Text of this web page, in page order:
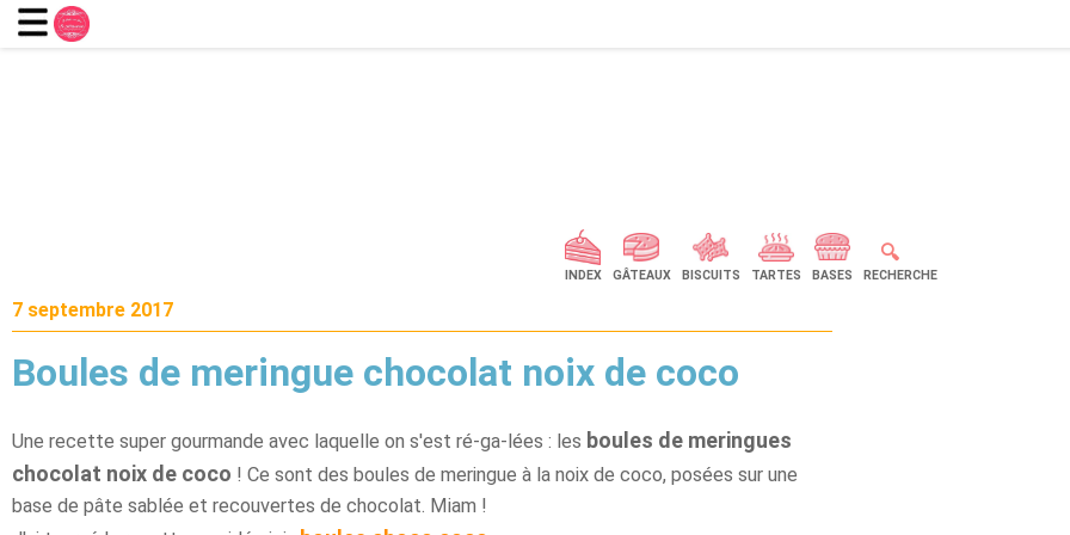
🔍
INDEX GÂTEAUX BISCUITS TARTES BASES RECHERCHE
7 septembre 2017
Boules de meringue chocolat noix de coco
Une recette super gourmande avec laquelle on s'est ré-ga-lées : les boules de meringues
chocolat noix de coco ! Ce sont des boules de meringue à la noix de coco, posées sur une
base de pâte sablée et recouvertes de chocolat. Miam !